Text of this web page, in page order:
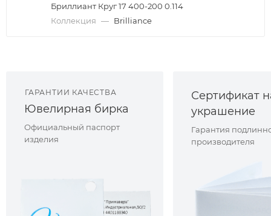
Бриллиант Круг 17 400-200 0.114
Коллекция — Brilliance
ГАРАНТИИ КАЧЕСТВА
Ювелирная бирка
Официальный паспорт
изделия
Сертификат
украшение
Гарантия
производителя